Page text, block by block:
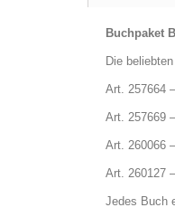
Buchpaket
Die
Art. 257664
Art. 257669
Art. 260066
Art. 260127
Jedes Buch